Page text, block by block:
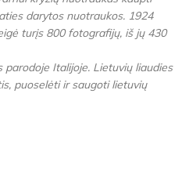
darytos nuotraukos. 1924
turįs 800 fotografijų, iš jų 430
Italijoje. Lietuvių liaudies
puoselėti ir saugoti lietuvių